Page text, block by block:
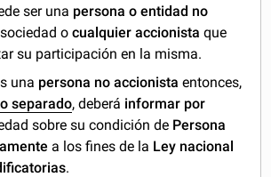
ser una persona o entidad no
ocualquier accionista que
su participación en la misma.
una persona no accionista entonces,
separado, deberá informar por
sobre su condición de Persona
a los fines de la Ley nacional
.